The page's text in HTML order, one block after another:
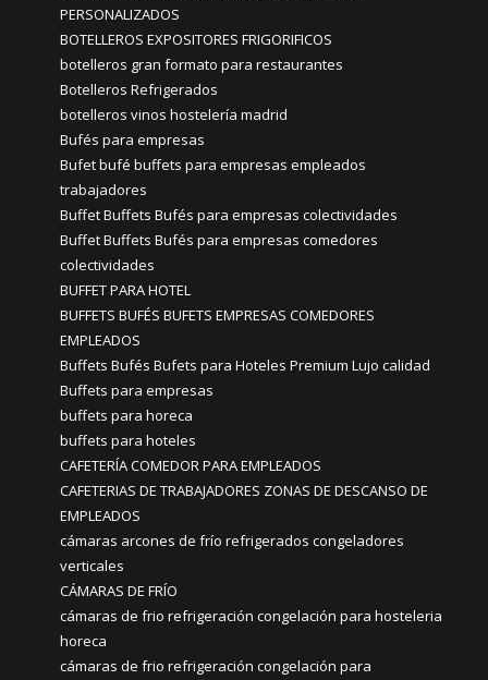
PERSONALIZADOS
BOTELLEROS EXPOSITORES FRIGORIFICOS
botelleros gran formato para restaurantes
Botelleros Refrigerados
botelleros vinos hostelería madrid
Bufés para empresas
Bufet bufé buffets para empresas empleados
trabajadores
Buffet Buffets Bufés para empresas colectividades
Buffet Buffets Bufés para empresas comedores
colectividades
BUFFET PARA HOTEL
BUFFETS BUFÉS BUFETS EMPRESAS COMEDORES
EMPLEADOS
Buffets Bufés Bufets para Hoteles Premium Lujo calidad
Buffets para empresas
buffets para horeca
buffets para hoteles
CAFETERÍA COMEDOR PARA EMPLEADOS
CAFETERIAS DE TRABAJADORES ZONAS DE DESCANSO DE
EMPLEADOS
cámaras arcones de frío refrigerados congeladores
verticales
CÁMARAS DE FRÍO
cámaras de frio refrigeración congelación para hosteleria
horeca
cámaras de frio refrigeración congelación para